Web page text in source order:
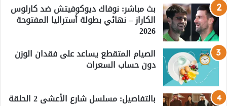
بث مباشر: نوفاك ديوكوفيتش ضد كارلوس
الكاراز – نهائي بطولة أستراليا المفتوحة
2026
الصيام المتقطع يساعد على فقدان الوزن
دون حساب السعرات
بالتفاصيل: مسلسل شارع الأعشى 2 الحلقة